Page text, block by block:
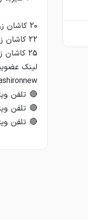
🔴 تلفن ویژه